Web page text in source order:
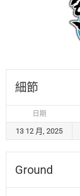
細節
日期
13 12 月, 2025
Ground